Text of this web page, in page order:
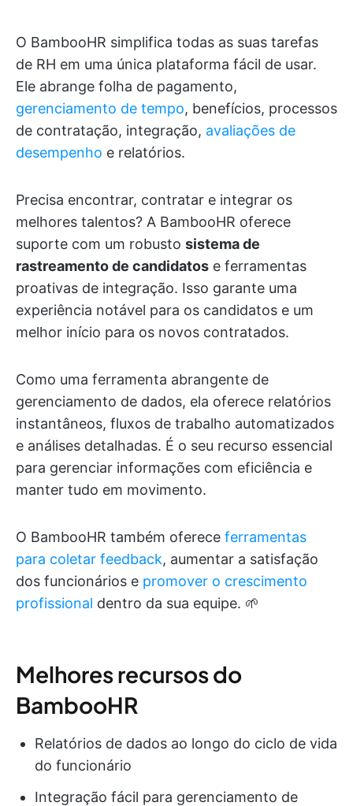
O BambooHR simplifica todas as suas tarefas
de RH em uma única plataforma fácil de usar.
Ele abrange folha de pagamento,
gerenciamento de tempo, benefícios, processos
de contratação, integração, avaliações de
desempenho e relatórios.
Precisa encontrar, contratar e integrar os
melhores talentos? A BambooHR oferece
suporte com um robusto sistema de
rastreamento de candidatos e ferramentas
proativas de integração. Isso garante uma
experiência notável para os candidatos e um
melhor início para os novos contratados.
Como uma ferramenta abrangente de
gerenciamento de dados, ela oferece relatórios
instantâneos, fluxos de trabalho automatizados
e análises detalhadas. É o seu recurso essencial
para gerenciar informações com eficiência e
manter tudo em movimento.
O BambooHR também oferece ferramentas
para coletar feedback, aumentar a satisfação
dos funcionários e promover o crescimento
profissional dentro da sua equipe. 🌱
Melhores recursos do
BambooHR
Relatórios de dados ao longo do ciclo de vida
do funcionário
Integração fácil para gerenciamento de